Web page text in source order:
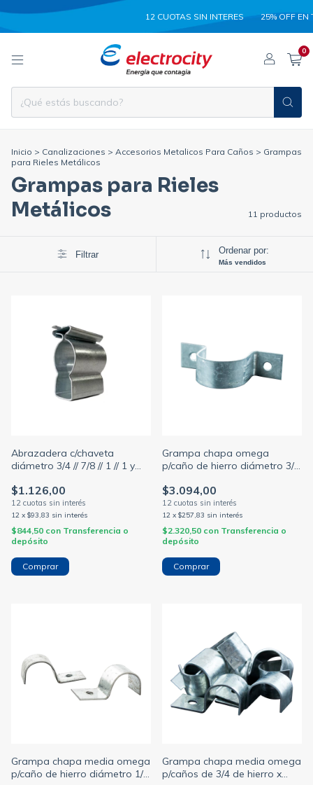
12 CUOTAS SIN INTERES 25% OFF EN
0
Inicio > Canalizaciones > Accesorios Metalicos Para Caños > Grampas
para Rieles Metálicos
Grampas para Rieles
Metálicos
11 productos
Filtrar Ordenar por:
Más vendidos
Abrazadera c/chaveta
diámetro 3/4 // 7/8 // 1 // 1 y
$1.126,00
12 x $93,83 sin interés
$844,50 con Transferencia o
depósito
Comprar
Grampa chapa omega
p/caño de hierro diámetro 3/4
2p x 1 / 10 / 100 unidades
(MILANO)
$3.094,00
12 x $257,83 sin interés
$2.320,50 con Transferencia o
depósito
Comprar
Grampa chapa media omega
p/caño de hierro diámetro 1/4
Grampa chapa media omega
p/caños de 3/4 de hierro x